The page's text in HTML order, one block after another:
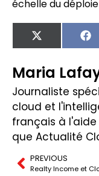
échelle du
X
(Twitter)
Maria
Journaliste
cloud et
français à l'aide
que Actualité
PREVIOUS